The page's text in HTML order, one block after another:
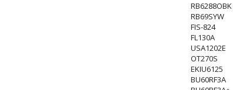
RB6288OBK
RB69SYW
FIS-824
FL130A
USA1202E
OT270S
EKIU6125
BU60RF3A